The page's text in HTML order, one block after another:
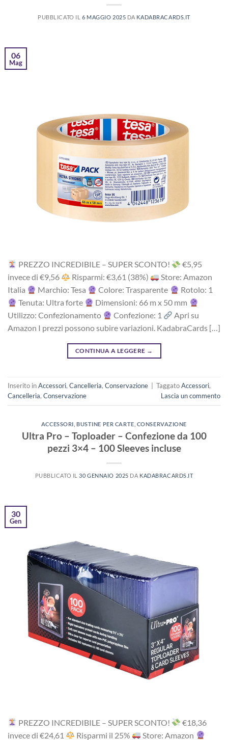
PUBBLICATO IL 6 MAGGIO 2025 DA KADABRACARDS.IT
06
Mag
PREZZO INCREDIBILE – SUPER SCONTO!
‎€5,95
i‎nv‎ec‎e ‎di‎ €9,56
R‎is‎pa‎rm‎i: €3,61 (38%)
Store: Amazon
Italia
Marchio: Tesa Colore: Trasparente
Rotolo: 1
Tenuta: Ultra forte
Dimensioni: 66 m x 50 mm
Utilizzo: Confezionamento
Confezione: 1
Apri su
Amazon I prezzi possono subire variazioni. KadabraCards […]
CONTINUA A LEGGERE →
Inserito inAccessori, Cancelleria, Conservazione TaggatoAccessori,
Cancelleria, Conservazione Lascia un commento
ACCESSORI ,BUSTINE PER CARTE CONSERVAZIONE
Ultra Pro – Toploader – Confezione da 100
pezzi 3×4 – 100 Sleeves incluse
PUBBLICATO IL 30 GENNAIO 2025 DA KADABRACARDS.IT
30
Gen
PREZZO INCREDIBILE – SUPER SCONTO!
‎€18,36
i‎nv‎ec‎e ‎di‎ €24,61
R‎is‎pa‎rm‎i il 25% Store: Amazon